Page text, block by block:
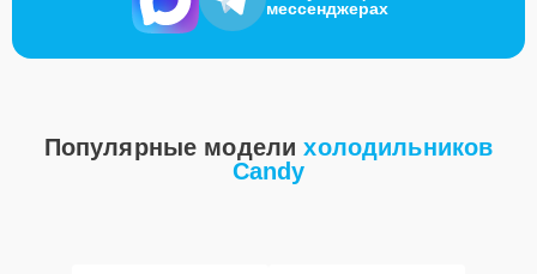
мессенджерах
Популярные моделихолодильников
Candy